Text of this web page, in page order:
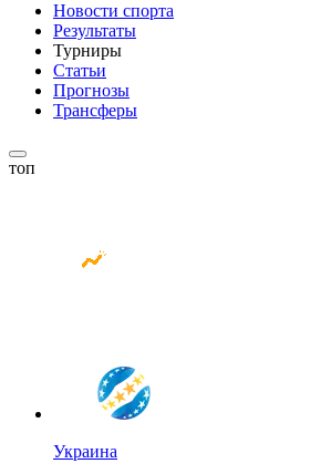
Новости спорта
Результаты
Турниры
Статьи
Прогнозы
Трансферы
топ
Украина